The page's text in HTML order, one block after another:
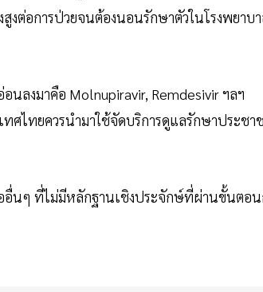
สูงต่อการป่วยจนต้องนอนรักษาตัวในโรงพยาบ
นลงมาคือ Molnupiravir, Remdesivir ฯลฯ
ศไทยควรนำมาใช้จัดบริการดูแลรักษาประชา
อื่นๆ ที่ไม่มีหลักฐานเชิงประจักษ์ที่ผ่านขั้นตอ